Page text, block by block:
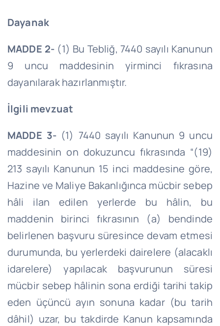
Dayanak
MADDE 2- (1) Bu Tebliğ, 7440 sayılı Kanunun
9 uncu maddesinin yirminci fıkrasına
dayanılarak hazırlanmıştır.
İlgili mevzuat
MADDE 3- (1) 7440 sayılı Kanunun 9 uncu
maddesinin on dokuzuncu fıkrasında “(19)
213 sayılı Kanunun 15 inci maddesine göre,
Hazine ve Maliye Bakanlığınca mücbir sebep
hâli ilan edilen yerlerde bu hâlin, bu
maddenin birinci fıkrasının (a) bendinde
belirlenen başvuru süresince devam etmesi
durumunda, bu yerlerdeki dairelere (alacaklı
idarelere) yapılacak başvurunun süresi
mücbir sebep hâlinin sona erdiği tarihi takip
eden üçüncü ayın sonuna kadar (bu tarih
dâhil) uzar, bu takdirde Kanun kapsamında